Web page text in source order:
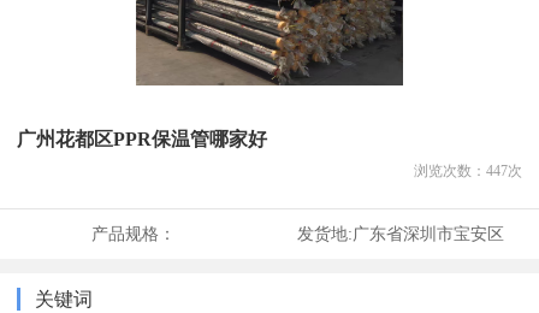
广州花都区PPR保温管哪家好
浏览次数： 447次
产品规格： 发货地:广东省深圳市宝安区
关键词